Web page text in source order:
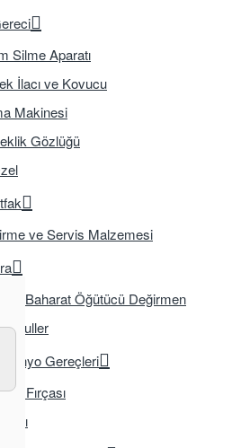
Silme Aparatı
İlacı ve Kovucu
Makinesi
Gözlüğü
ve Servis Malzemesi
Baharat Öğütücü Değirmen
Banyo Gereçleri
Fırçası